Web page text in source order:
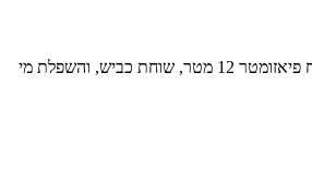
בן סירא 9 תל אביב , קידוח פיאזומטר 12 מטר, שוחת כביש, והשפלת מי